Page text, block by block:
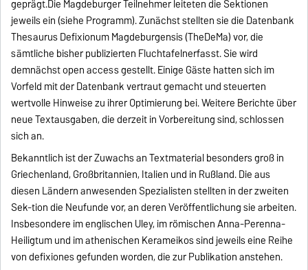
geprägt.Die Magdeburger Teilnehmer leiteten die Sektionen
jeweils ein (siehe Programm). Zunächst stellten sie die Datenbank
Thesaurus Defixionum Magdeburgensis (TheDeMa) vor, die
sämtliche bisher publizierten Fluchtafelnerfasst. Sie wird
demnächst open access gestellt. Einige Gäste hatten sich im
Vorfeld mit der Datenbank vertraut gemacht und steuerten
wertvolle Hinweise zu ihrer Optimierung bei. Weitere Berichte über
neue Textausgaben, die derzeit in Vorbereitung sind, schlossen
sich an.
Bekanntlich ist der Zuwachs an Textmaterial besonders groß in
Griechenland, Großbritannien, Italien und in Rußland. Die aus
diesen Ländern anwesenden Spezialisten stellten in der zweiten
Sek-tion die Neufunde vor, an deren Veröffentlichung sie arbeiten.
Insbesondere im englischen Uley, im römischen Anna-Perenna-
Heiligtum und im athenischen Kerameikos sind jeweils eine Reihe
von defixiones gefunden worden, die zur Publikation anstehen.